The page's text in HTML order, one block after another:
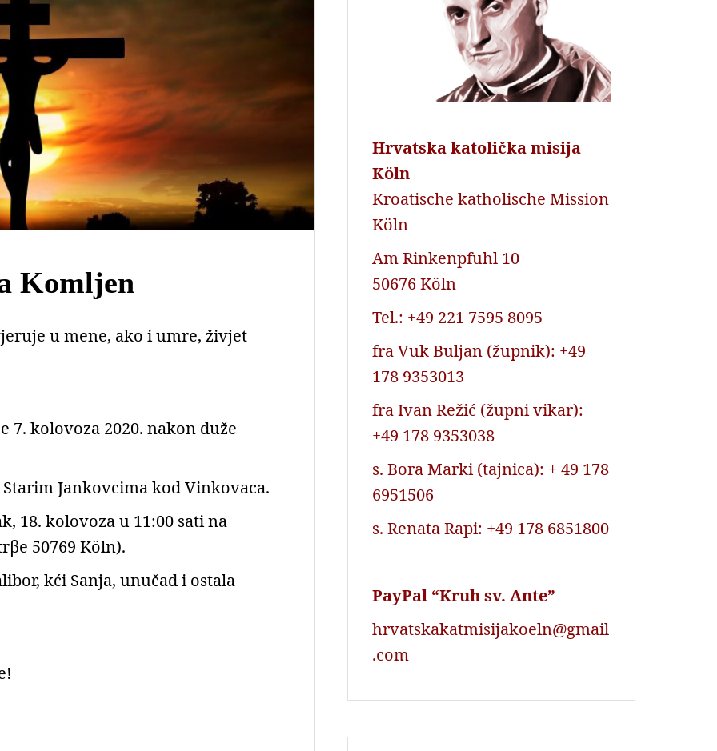
Komljen
u mene, ako i umre, živjet
7. kolovoza 2020. nakon duže
Starim Jankovcima kod Vinkovaca.
18. kolovoza u 11:00 sati na
50769 Köln).
kći Sanja, unučad i ostala
Hrvatska katolička misija
Köln
Kroatische katholische Mission
Köln
Am Rinkenpfuhl 10
50676 Köln
Tel.: +49 221 7595 8095
fra Vuk Buljan (župnik): +49
178 9353013
fra Ivan Režić (župni vikar):
+49 178 9353038
s. Bora Marki (tajnica): + 49 178
6951506
s. Renata Rapi: +49 178 6851800
PayPal “Kruh sv. Ante”
hrvatskakatmisijakoeln@gmail
.com